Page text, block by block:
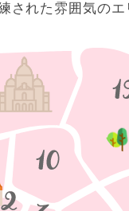
された雰囲気のエ